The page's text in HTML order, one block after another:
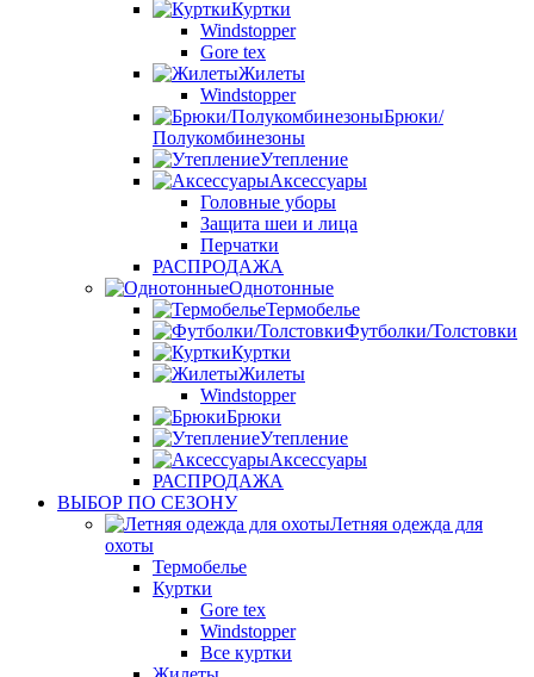
Куртки
Windstopper
Gore tex
Жилеты
Windstopper
Брюки/
Полукомбинезоны
Утепление
Аксессуары
Головные уборы
Защита шеи и лица
Перчатки
РАСПРОДАЖА
Однотонные
Термобелье
Футболки/Толстовки
Куртки
Жилеты
Windstopper
Брюки
Утепление
Аксессуары
РАСПРОДАЖА
ВЫБОР ПО СЕЗОНУ
Летняя одежда для
охоты
Термобелье
Куртки
Gore tex
Windstopper
Все куртки